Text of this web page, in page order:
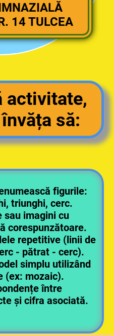
14 TULCEA
activitate,
să:
figurile:
triunghi, cerc.
sau imagini cu
corespunzătoare.
repetitive (linii de
- pătrat - cerc).
simplu utilizând
(ex: mozaic).
între
și cifra asociată.